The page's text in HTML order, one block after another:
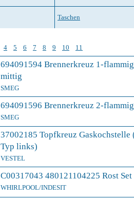
Taschen
4 5 6 7 8 9 10 11
694091594 Brennerkreuz 1-flammig
mittig
SMEG
694091596 Brennerkreuz 2-flammig
SMEG
37002185 Topfkreuz Gaskochstelle
Typ links)
VESTEL
C00317043 480121104225 Rost Set
WHIRLPOOL/INDESIT